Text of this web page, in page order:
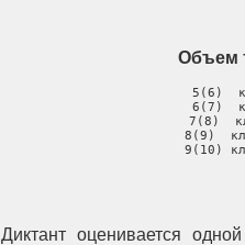
Объем
5(6)
6(7)
7(8)
8(9)
9(10)
Диктант оценивается